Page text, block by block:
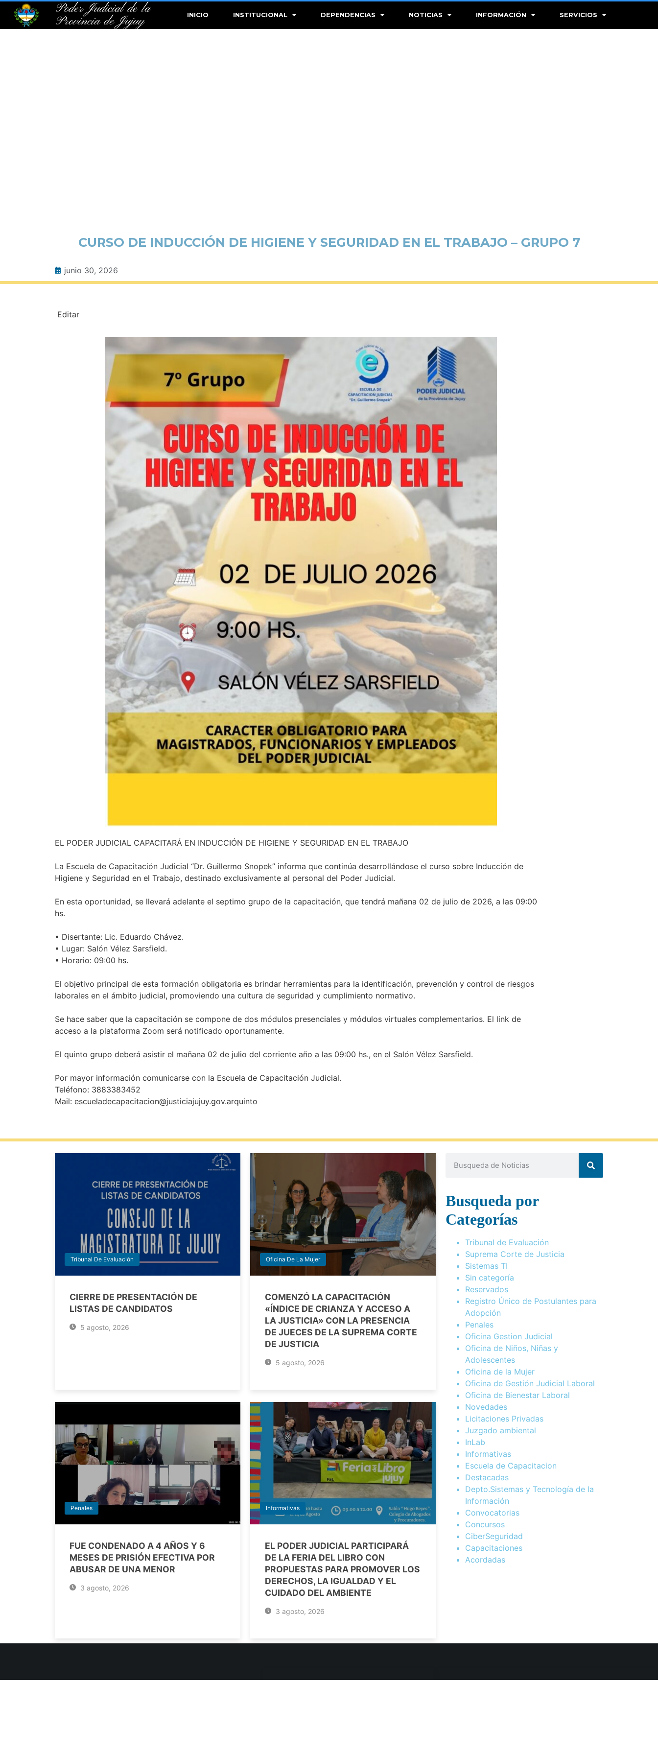
Poder Judicial de la
Provincia de Jujuy
INICIO INSTITUCIONAL DEPENDENCIAS NOTICIAS INFORMACIÓN SERVICIOS
CURSO DE INDUCCIÓN DE HIGIENE Y SEGURIDAD EN EL TRABAJO – GRUPO 7
junio 30, 2026
Editar
EL PODER JUDICIAL CAPACITARÁ EN INDUCCIÓN DE HIGIENE Y SEGURIDAD EN EL TRABAJO
La Escuela de Capacitación Judicial “Dr. Guillermo Snopek” informa que continúa desarrollándose el curso sobre Inducción de
Higiene y Seguridad en el Trabajo, destinado exclusivamente al personal del Poder Judicial.
En esta oportunidad, se llevará adelante el septimo grupo de la capacitación, que tendrá mañana 02 de julio de 2026, a las 09:00
hs.
• Disertante: Lic. Eduardo Chávez.
• Lugar: Salón Vélez Sarsfield.
• Horario: 09:00 hs.
El objetivo principal de esta formación obligatoria es brindar herramientas para la identificación, prevención y control de riesgos
laborales en el ámbito judicial, promoviendo una cultura de seguridad y cumplimiento normativo.
Se hace saber que la capacitación se compone de dos módulos presenciales y módulos virtuales complementarios. El link de
acceso a la plataforma Zoom será notificado oportunamente.
El quinto grupo deberá asistir el mañana 02 de julio del corriente año a las 09:00 hs., en el Salón Vélez Sarsfield.
Por mayor información comunicarse con la Escuela de Capacitación Judicial.
Teléfono: 3883383452
Mail: escueladecapacitacion@justiciajujuy.gov.arquinto
Tribunal De Evaluación
CIERRE DE PRESENTACIÓN DE
LISTAS DE CANDIDATOS
5 agosto, 2026
Oficina De La Mujer
COMENZÓ LA CAPACITACIÓN
«ÍNDICE DE CRIANZA Y ACCESO A
LA JUSTICIA» CON LA PRESENCIA
DE JUECES DE LA SUPREMA CORTE
DE JUSTICIA
5 agosto, 2026
Penales
FUE CONDENADO A 4 AÑOS Y 6
MESES DE PRISIÓN EFECTIVA POR
ABUSAR DE UNA MENOR
3 agosto, 2026
Informativas
EL PODER JUDICIAL PARTICIPARÁ
DE LA FERIA DEL LIBRO CON
PROPUESTAS PARA PROMOVER LOS
DERECHOS, LA IGUALDAD Y EL
CUIDADO DEL AMBIENTE
3 agosto, 2026
Busqueda por
Categorías
Tribunal de Evaluación
Suprema Corte de Justicia
Sistemas TI
Sin categoría
Reservados
Registro Único de Postulantes para
Adopción
Penales
Oficina Gestion Judicial
Oficina de Niños, Niñas y
Adolescentes
Oficina de la Mujer
Oficina de Gestión Judicial Laboral
Oficina de Bienestar Laboral
Novedades
Licitaciones Privadas
Juzgado ambiental
InLab
Informativas
Escuela de Capacitacion
Destacadas
Depto.Sistemas y Tecnología de la
Información
Convocatorias
Concursos
CiberSeguridad
Capacitaciones
Acordadas